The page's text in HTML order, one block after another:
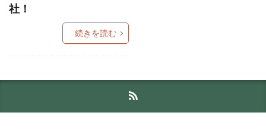
社！
続きを読む